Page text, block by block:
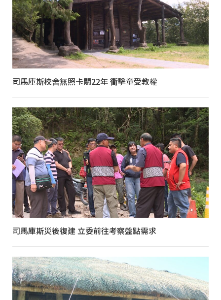
司馬庫斯校舍無照卡關22年 衝擊童受教權
司馬庫斯災後復建 立委前往考察盤點需求